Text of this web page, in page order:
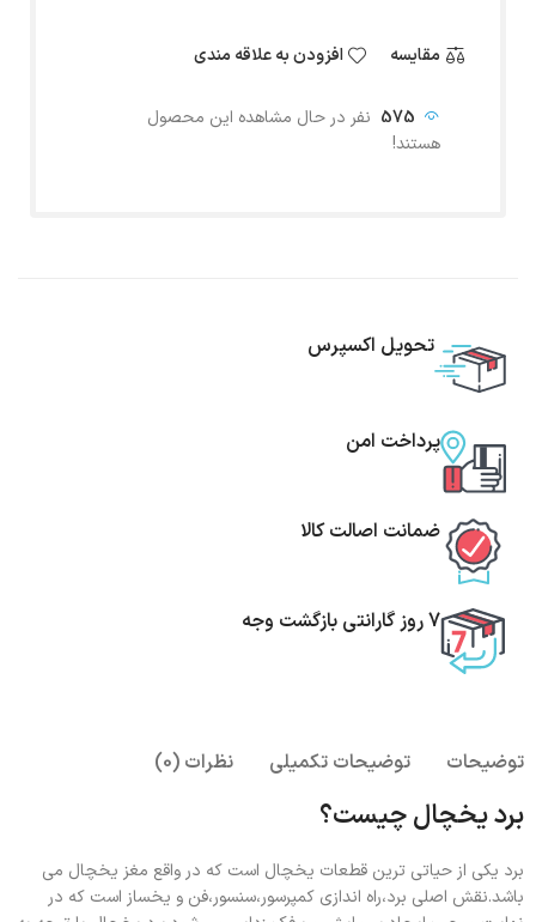
مقایسه افزودن به علاقه مندی
575 نفر در حال مشاهده این محصول
هستند!
تحویل اکسپرس
پرداخت امن
ضمانت اصالت کالا
7 روز گارانتی بازگشت وجه
توضیحات توضیحات تکمیلی نظرات (0)
برد یخچال چیست؟
برد یکی از حیاتی ترین قطعات یخچال است که در واقع مغز یخچال می
باشد.نقش اصلی برد،راه اندازی کمپرسور،سنسور،فن و یخساز است که در